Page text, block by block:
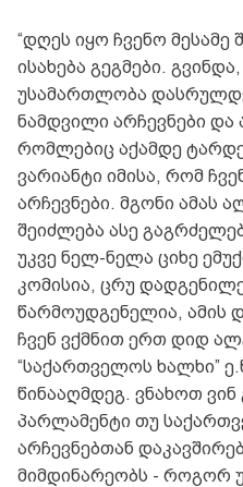
“დღეს იყო ჩვენო მესამე
ისახება გეგმები.
უსამართლობა
ნამდვილი არჩევნები და
რომლებიც აქამდე
ვარიანტი იმისა, რომ
არჩევნები. მგონი ამას
შეიძლება ასე
უკვე ნელ-ნელა ციხე
კომისია, ცრუ
წარმოუდგენელია, ამის
ჩვენ ვქმნით ერთ დიდ
“საქართველოს ხალხი”
წინააღმდეგ. ვნახოთ ვინ
პარლამენტი თუ
არჩევნებთან
მიმდინარეობს - როგორ